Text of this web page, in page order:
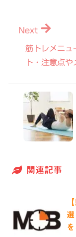
筋トレメニュ
ト・注意点や
Next
関連記事